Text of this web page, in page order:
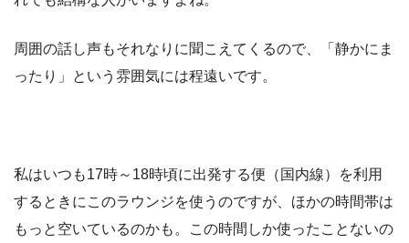
周囲の話し声もそれなりに聞こえてくるので、「静かにま
ったり」という雰囲気には程遠いです。
私はいつも17時～18時頃に出発する便（国内線）を利用
するときにこのラウンジを使うのですが、ほかの時間帯は
もっと空いているのかも。この時間しか使ったことないの